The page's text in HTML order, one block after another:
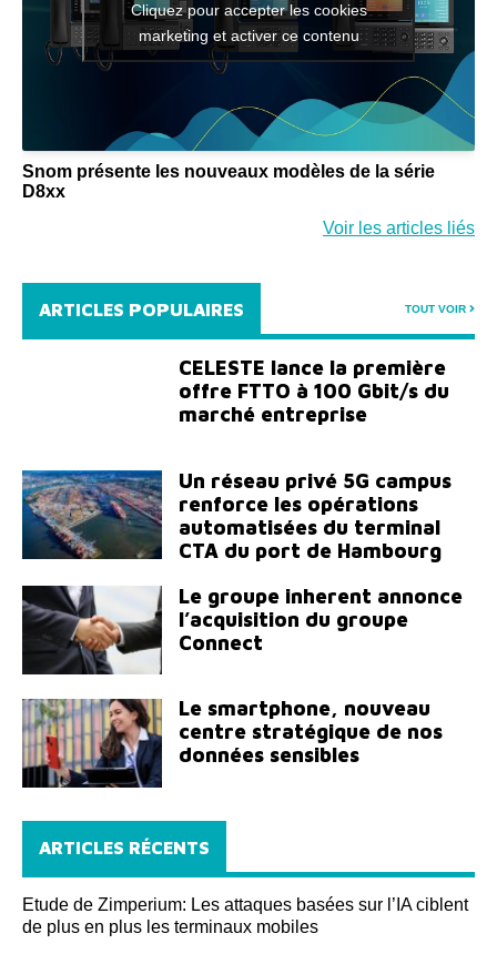
Cliquez pour accepter les cookies
marketing et activer ce contenu
Snom présente les nouveaux modèles de la série
D8xx
Voir les articles liés
ARTICLES POPULAIRES TOUT VOIR
CELESTE lance la première
offre FTTO à 100 Gbit/s du
marché entreprise
Un réseau privé 5G campus
renforce les opérations
automatisées du terminal
CTA du port de Hambourg
Le groupe inherent annonce
l’acquisition du groupe
Connect
Le smartphone, nouveau
centre stratégique de nos
données sensibles
ARTICLES RÉCENTS
Etude de Zimperium: Les attaques basées sur l’IA ciblent
de plus en plus les terminaux mobiles